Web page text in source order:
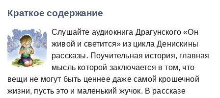
Краткое содержание
Слушайте аудиокнига Драгунского «Он
живой и светится» из цикла Денискины
рассказы. Поучительная история, главная
мысль которой заключается в том, что
вещи не могут быть ценнее даже самой крошечной
жизни, пусть это и маленький жучок. В рассказе